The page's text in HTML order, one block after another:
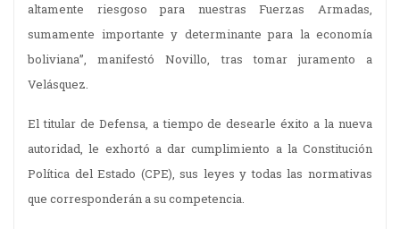
altamente riesgoso para nuestras Fuerzas Armadas,
sumamente importante y determinante para la economía
boliviana”, manifestó Novillo, tras tomar juramento a
Velásquez.
El titular de Defensa, a tiempo de desearle éxito a la nueva
autoridad, le exhortó a dar cumplimiento a la Constitución
Política del Estado (CPE), sus leyes y todas las normativas
que corresponderán a su competencia.